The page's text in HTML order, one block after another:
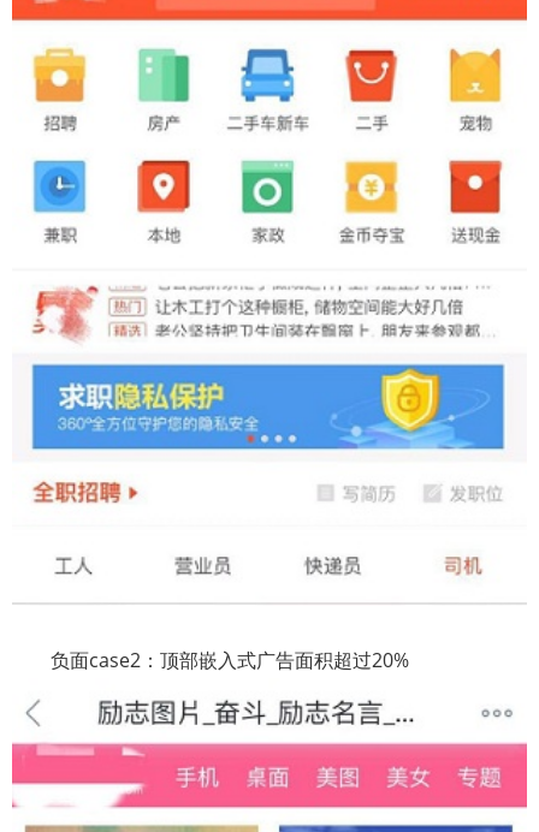
负面case2 ：顶部嵌入式广告面积超过20%